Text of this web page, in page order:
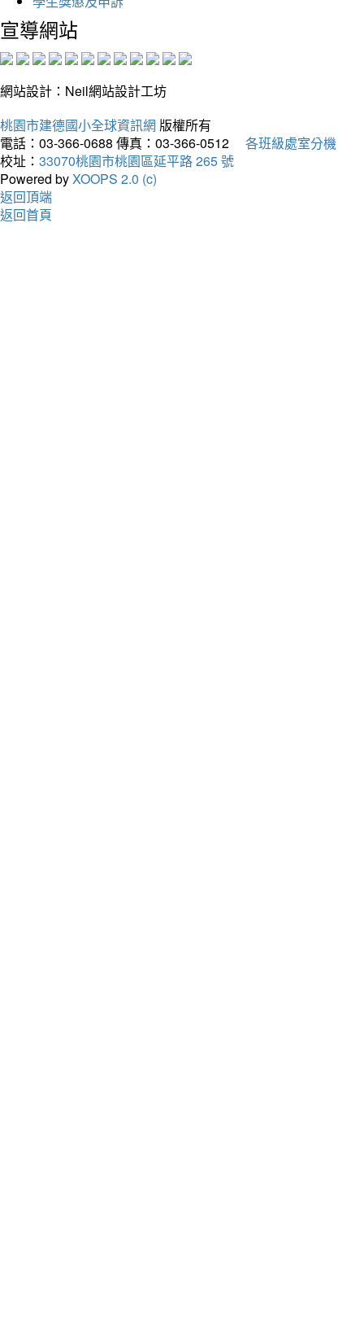
宣導網站
網站設計：Neil網站設計工坊
桃園市建德國小全球資訊網 版權所有
電話：03-366-0688 傳真：03-366-0512
各班級處室分機
校址： 33070桃園市桃園區延平路 265 號
Powered byXOOPS 2.0 (c)
返回頂端
返回首頁